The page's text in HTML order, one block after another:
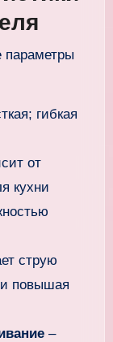
гибкая
от
кухни
струю
повышая
–